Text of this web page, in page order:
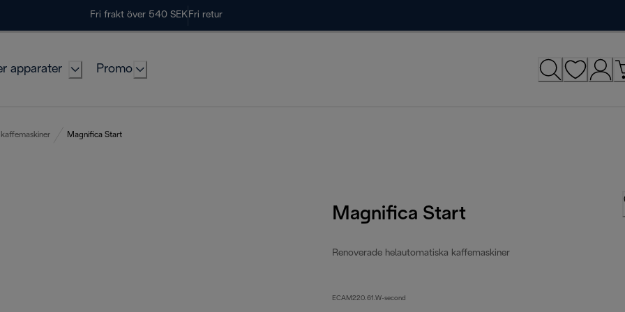
Fri frakt över 540 SEK Fri retur
apparater Promo
Magnifica Start
Magnifica Start
Renoverade helautomatiska kaffemaskiner
ECAM220.61.W-second